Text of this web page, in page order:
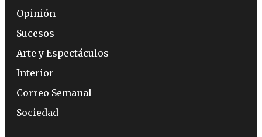
Opinión
Sucesos
Arte y Espectáculos
Interior
Correo Semanal
Sociedad